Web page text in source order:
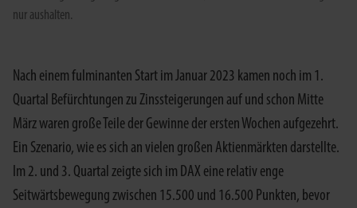
nur aushalten.
Nach einem fulminanten Start im Januar 2023 kamen noch im 1.
Quartal Befürchtungen zu Zinssteigerungen auf und schon Mitte
März waren große Teile der Gewinne der ersten Wochen aufgezehrt.
Ein Szenario, wie es sich an vielen großen Aktienmärkten darstellte.
Im 2. und 3. Quartal zeigte sich im DAX eine relativ enge
Seitwärtsbewegung zwischen 15.500 und 16.500 Punkten, bevor